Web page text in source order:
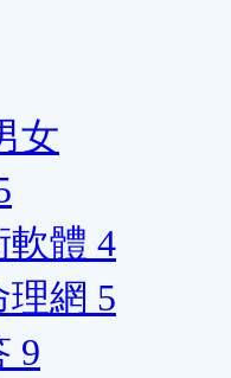
女
軟體 4
網 5
9